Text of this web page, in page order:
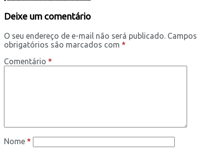
Deixe um comentário
O seu endereço de e-mail não será publicado. Campos
obrigatórios são marcados com *
Comentário *
Nome *